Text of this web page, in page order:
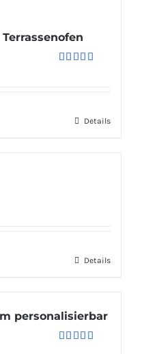
Details
Details
personalisierbar